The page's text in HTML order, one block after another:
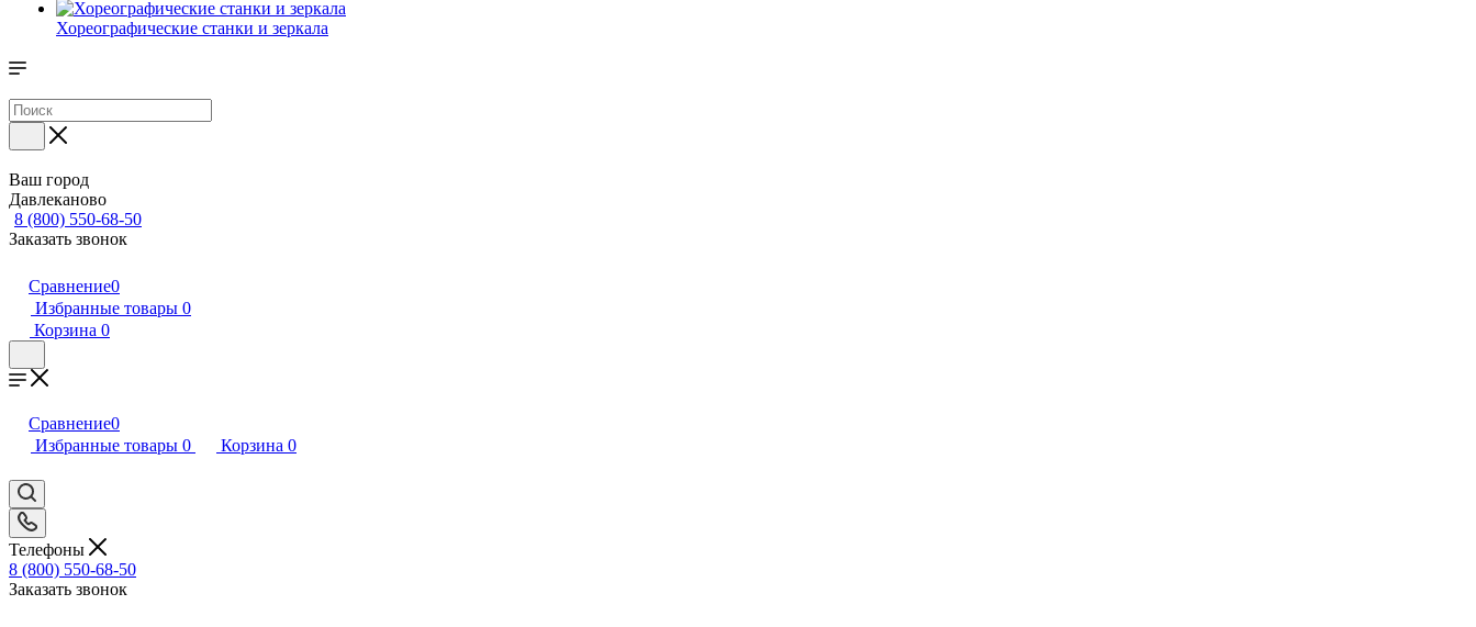
Хореографические станки и зеркала
Ваш город
Давлеканово
8 (800) 550-68-50
Заказать звонок
Сравнение0
Избранные товары 0
Корзина 0
Сравнение0
Избранные товары 0 Корзина 0
Телефоны
8 (800) 550-68-50
Заказать звонок